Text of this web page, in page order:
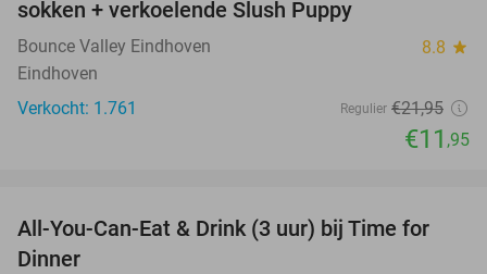
sokken + verkoelende Slush Puppy
Bounce Valley Eindhoven 8.8 star
Eindhoven
Verkocht: 1.761
Regulier €21,95
€11 ,95
19%
All-You-Can-Eat & Drink (3 uur) bij Time for
Dinner